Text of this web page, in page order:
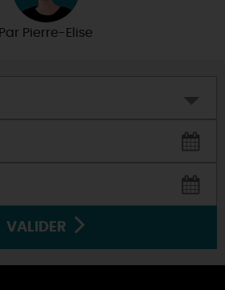
Par Pierre-Elise
VALIDER